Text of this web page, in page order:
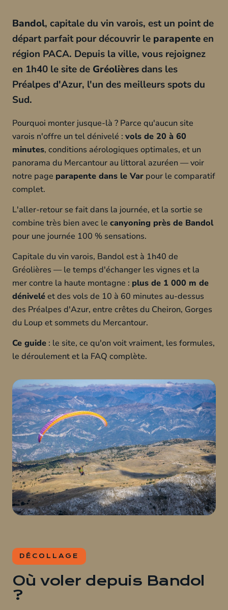
Bandol, capitale du vin varois, est un point de
départ parfait pour découvrir le parapenteen
région PACA. Depuis la ville, vous rejoignez
en 1h40 le site de Gréolièresdans les
Préalpes d'Azur, l'un des meilleurs spots du
Sud.
Pourquoi monter jusque-là ? Parce qu'aucun site
varois n'offre un tel dénivelé : vols de 20 à 60
minutes, conditions aérologiques optimales, et un
panorama du Mercantour au littoral azuréen — voir
notre page parapente dans le Var pour le comparatif
complet.
L'aller-retour se fait dans la journée, et la sortie se
combine très bien avec le canyoning près de Bandol
pour une journée 100 % sensations.
Capitale du vin varois, Bandol est à 1h40 de
Gréolières — le temps d'échanger les vignes et la
mer contre la haute montagne : plus de 1 000 m de
déniveléet des vols de 10 à 60 minutes au-dessus
des Préalpes d'Azur, entre crêtes du Cheiron, Gorges
du Loup et sommets du Mercantour.
Ce guide : le site, ce qu'on voit vraiment, les formules,
le déroulement et la FAQ complète.
DÉCOLLAGE
Où voler depuis Bandol
?